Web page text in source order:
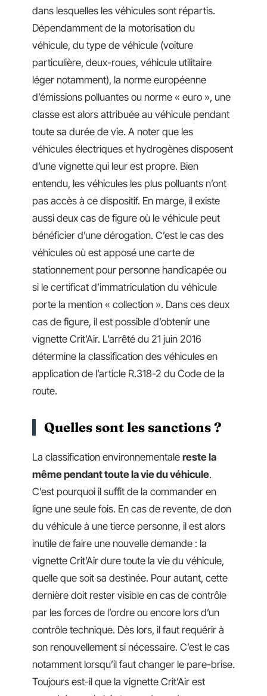
dans lesquelles les véhicules sont répartis.
Dépendamment de la motorisation du
véhicule, du type de véhicule (voiture
particulière, deux-roues, véhicule utilitaire
léger notamment), la norme européenne
d’émissions polluantes ou norme « euro », une
classe est alors attribuée au véhicule pendant
toute sa durée de vie. A noter que les
véhicules électriques et hydrogènes disposent
d’une vignette qui leur est propre. Bien
entendu, les véhicules les plus polluants n’ont
pas accès à ce dispositif. En marge, il existe
aussi deux cas de figure où le véhicule peut
bénéficier d’une dérogation. C’est le cas des
véhicules où est apposé une carte de
stationnement pour personne handicapée ou
si le certificat d’immatriculation du véhicule
porte la mention « collection ». Dans ces deux
cas de figure, il est possible d’obtenir une
vignette Crit’Air. L’arrêté du 21 juin 2016
détermine la classification des véhicules en
application de l’article R.318-2 du Code de la
route.
Quelles sont les sanctions ?
La classification environnementale reste la
même pendant toute la vie du véhicule.
C’est pourquoi il suffit de la commander en
ligne une seule fois. En cas de revente, de don
du véhicule à une tierce personne, il est alors
inutile de faire une nouvelle demande : la
vignette Crit’Air dure toute la vie du véhicule,
quelle que soit sa destinée. Pour autant, cette
dernière doit rester visible en cas de contrôle
par les forces de l’ordre ou encore lors d’un
contrôle technique. Dès lors, il faut requérir à
son renouvellement si nécessaire. C’est le cas
notamment lorsqu’il faut changer le pare-brise.
Toujours est-il que la vignette Crit’Air est